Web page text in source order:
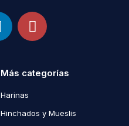
Más categorías
Harinas
Hinchados y Mueslis